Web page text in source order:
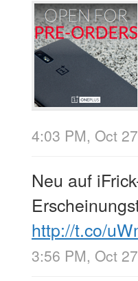
4:03 PM, Oct
Neu auf
http://t.co/
3:56 PM, Oct